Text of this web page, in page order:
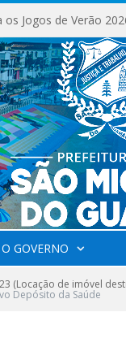
O GOVERNO
(Locação de imóvel
Depósito da Saúde